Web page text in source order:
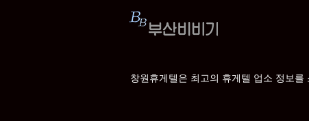
창원휴게텔은 최고의 휴게텔 업소 정보를